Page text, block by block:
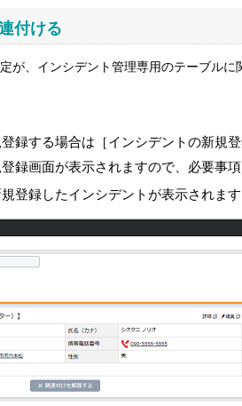
付ける
が、インシデント管理専用のテーブルに
録する場合は［インシデントの新規
録画面が表示されますので、必要事
登録したインシデントが表示されます